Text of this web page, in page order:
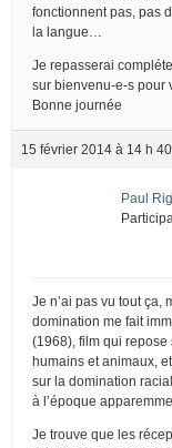
fonctionnent pas, pas
la langue…
Je repasserai
sur bienvenu-e-s pour
Bonne journée
15 février 2014 à 14 h
Paul
Je n’ai pas vu tout ça,
domination me fait
(1968), film qui
humains et animaux,
sur la domination
à l’époque
Je trouve que les